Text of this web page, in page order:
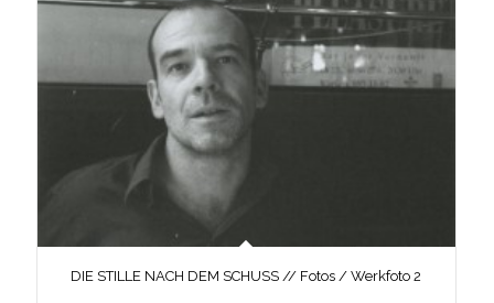
DIE STILLE NACH DEM SCHUSS // Fotos / Werkfoto 2